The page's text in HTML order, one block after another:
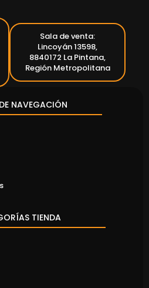
Sala de venta:
Lincoyán 13598,
8840172 La Pintana,
Región Metropolitana
NAVEGACIÓN
TIENDA